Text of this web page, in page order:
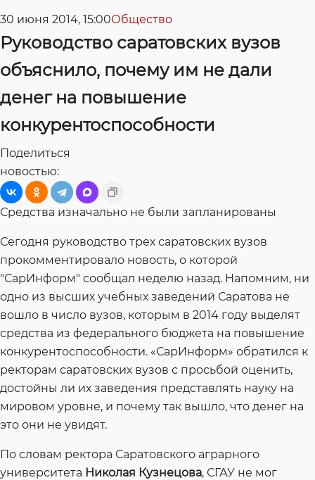
30 июня 2014, 15:00Общество
Руководство саратовских вузов
объяснило, почему им не дали
денег на повышение
конкурентоспособности
Поделиться
новостью:
Средства изначально не были запланированы
Сегодня руководство трех саратовских вузов
прокомментировало новость, о которой
"СарИнформ" сообщал неделю назад. Напомним, ни
одно из высших учебных заведений Саратова не
вошло в число вузов, которым в 2014 году выделят
средства из федерального бюджета на повышение
конкурентоспособности. «СарИнформ» обратился к
ректорам саратовских вузов с просьбой оценить,
достойны ли их заведения представлять науку на
мировом уровне, и почему так вышло, что денег на
это они не увидят.
По словам ректора Саратовского аграрного
университета Николая Кузнецова, СГАУ не мог